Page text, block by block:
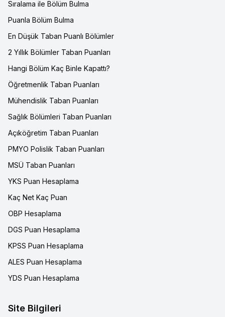
Sıralama ile Bölüm Bulma
Puanla Bölüm Bulma
En Düşük Taban Puanlı Bölümler
2 Yıllık Bölümler Taban Puanları
Hangi Bölüm Kaç Binle Kapattı?
Öğretmenlik Taban Puanları
Mühendislik Taban Puanları
Sağlık Bölümleri Taban Puanları
Açıköğretim Taban Puanları
PMYO Polislik Taban Puanları
MSÜ Taban Puanları
YKS Puan Hesaplama
Kaç Net Kaç Puan
OBP Hesaplama
DGS Puan Hesaplama
KPSS Puan Hesaplama
ALES Puan Hesaplama
YDS Puan Hesaplama
Site Bilgileri